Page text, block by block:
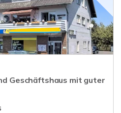
Geschäftshaus mit guter